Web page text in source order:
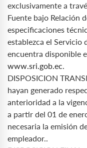
exclusivamente a
Fuente bajo Relación
especificaciones
establezca el Servicio
encuentra disponible
www.sri.gob.ec.
DISPOSICION
hayan generado
anterioridad a la
a partir del 01 de
necesaria la emisión
empleador..